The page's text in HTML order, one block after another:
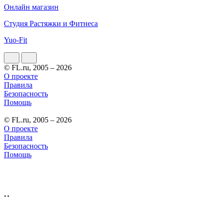
Онлайн магазин
Студия Растяжки и Фитнеса
Yuo-Fit
© FL.ru, 2005 – 2026
О проекте
Правила
Безопасность
Помощь
© FL.ru, 2005 – 2026
О проекте
Правила
Безопасность
Помощь